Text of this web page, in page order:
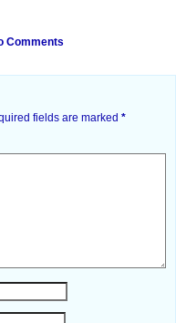
Comments
fields are marked *